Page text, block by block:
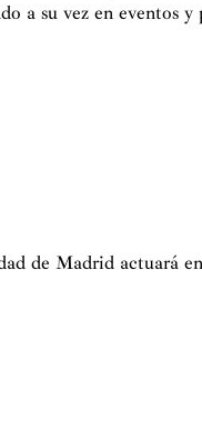
a su vez en eventos y
de Madrid actuará